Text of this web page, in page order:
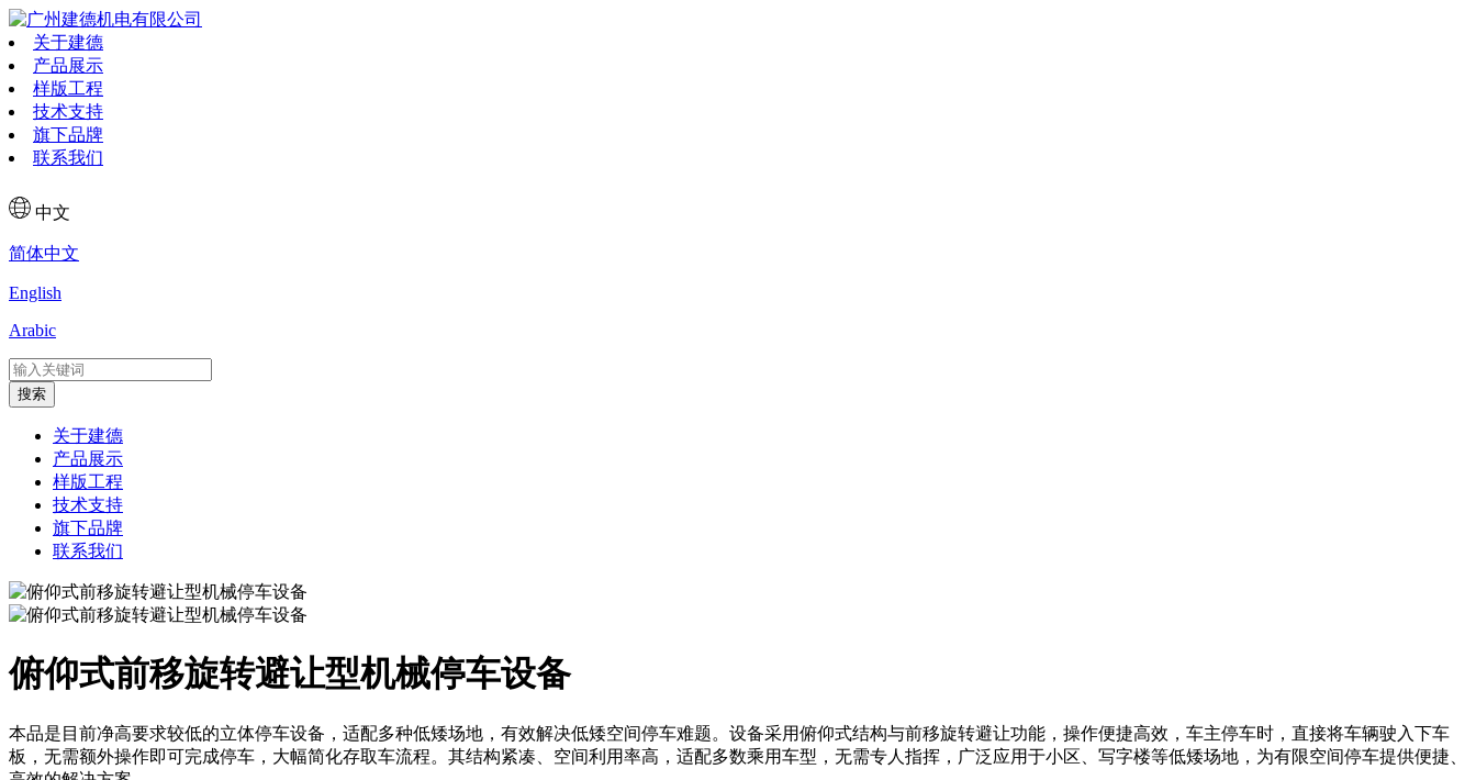
关于建德
产品展示
样版工程
技术支持
旗下品牌
联系我们
中文
简体中文
English
Arabic
搜索
关于建德
产品展示
样版工程
技术支持
旗下品牌
联系我们
俯仰式前移旋转避让型机械停车设备
本品是目前净高要求较低的立体停车设备，适配多种低矮场地，有效解决低矮空间停车难题。设备采用俯仰式结构与前移旋转避让功能，操作便捷高效，车主停车时，直接将车辆驶入下车
板，无需额外操作即可完成停车，大幅简化存取车流程。其结构紧凑、空间利用率高，适配多数乘用车型，无需专人指挥，广泛应用于小区、写字楼等低矮场地，为有限空间停车提供便捷、